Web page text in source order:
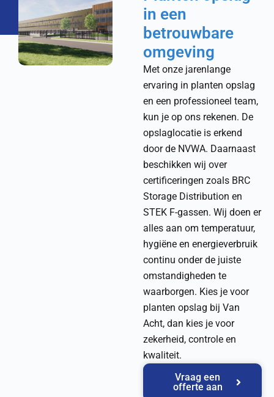
in een
betrouwbare
omgeving
Met onze jarenlange
ervaring in planten opslag
en een professioneel team,
kun je op ons rekenen. De
opslaglocatie is erkend
door de NVWA. Daarnaast
beschikken wij over
certificeringen zoals BRC
Storage Distribution en
STEK F-gassen. Wij doen er
alles aan om temperatuur,
hygiëne en energieverbruik
continu onder de juiste
omstandigheden te
waarborgen. Kies je voor
planten opslag bij Van
Acht, dan kies je voor
zekerheid, controle en
kwaliteit.
Vraag een
offerte aan